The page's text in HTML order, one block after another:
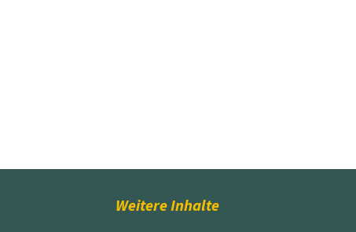
Weitere Inhalte